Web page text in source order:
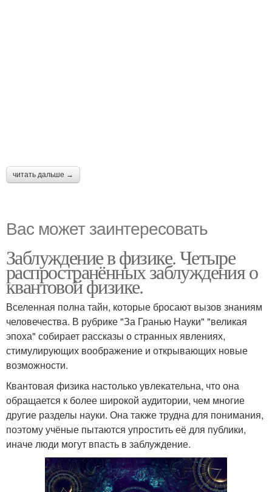
читать дальше →
Вас может заинтересовать
Заблуждение в физике. Четыре
распространённых заблуждения о
квантовой физике.
Вселенная полна тайн, которые бросают вызов знаниям
человечества. В рубрике "За Гранью Науки" "великая
эпоха" собирает рассказы о странных явлениях,
стимулирующих воображение и открывающих новые
возможности.
Квантовая физика настолько увлекательна, что она
обращается к более широкой аудитории, чем многие
другие разделы науки. Она также трудна для понимания,
поэтому учёные пытаются упростить её для публики,
иначе люди могут впасть в заблуждение.